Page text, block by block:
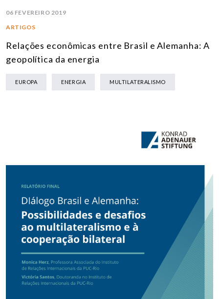
06 FEVEREIRO 2019
ARTIGOS
Relações econômicas entre Brasil e Alemanha: A
geopolítica da energia
EUROPA ENERGIA MULTILATERALISMO